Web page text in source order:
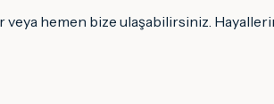
veya hemen bize ulaşabilirsiniz.